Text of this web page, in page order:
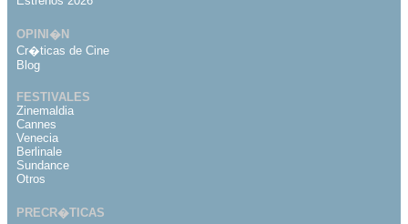
OPINI�N
Cr�ticas de Cine
Blog
FESTIVALES
Zinemaldia
Cannes
Venecia
Berlinale
Sundance
Otros
PRECR�TICAS